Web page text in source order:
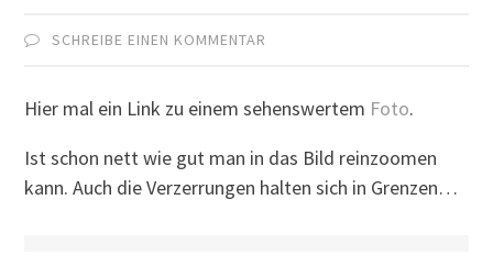
SCHREIBE EINEN KOMMENTAR
Hier mal ein Link zu einem sehenswertem Foto.
Ist schon nett wie gut man in das Bild reinzoomen
kann. Auch die Verzerrungen halten sich in Grenzen…